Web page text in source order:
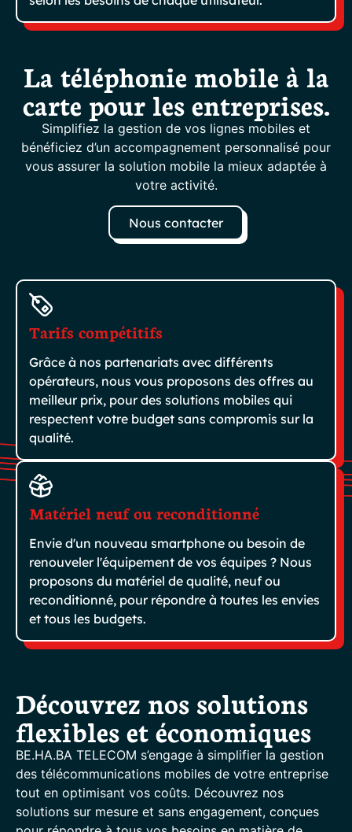
La téléphonie mobile à la
carte pour les entreprises.
Simplifiez la gestion de vos lignes mobiles et
bénéficiez d’un accompagnement personnalisé pour
vous assurer la solution mobile la mieux adaptée à
votre activité.
Nous contacter
Tarifs compétitifs
Grâce à nos partenariats avec différents
opérateurs, nous vous proposons des offres au
meilleur prix, pour des solutions mobiles qui
respectent votre budget sans compromis sur la
qualité.
Matériel neuf ou reconditionné
Envie d'un nouveau smartphone ou besoin de
renouveler l'équipement de vos équipes ? Nous
proposons du matériel de qualité, neuf ou
reconditionné, pour répondre à toutes les envies
et tous les budgets.
Découvrez nos solutions
flexibles et économiques
BE.HA.BA TELECOM s’engage à simplifier la gestion
des télécommunications mobiles de votre entreprise
tout en optimisant vos coûts. Découvrez nos
solutions sur mesure et sans engagement, conçues